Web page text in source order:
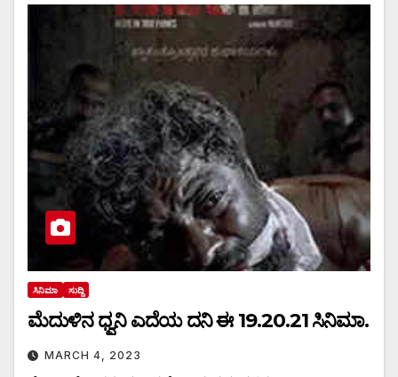
ಸಿನಿಮಾ ಸುದ್ದಿ
ಮೆದುಳಿನ ಧ್ವನಿ ಎದೆಯ ದನಿ ಈ 19.20.21 ಸಿನಿಮಾ.
MARCH 4, 2023